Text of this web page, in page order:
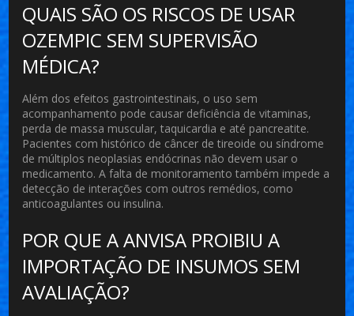
QUAIS SÃO OS RISCOS DE USAR
OZEMPIC SEM SUPERVISÃO
MÉDICA?
Além dos efeitos gastrointestinais, o uso sem
acompanhamento pode causar deficiência de vitaminas,
perda de massa muscular, taquicardia e até pancreatite.
Pacientes com histórico de câncer de tireoide ou síndrome
de múltiplos neoplasias endócrinas não devem usar o
medicamento. A falta de monitoramento também impede a
detecção de interações com outros remédios, como
anticoagulantes ou insulina.
POR QUE A ANVISA PROIBIU A
IMPORTAÇÃO DE INSUMOS SEM
AVALIAÇÃO?